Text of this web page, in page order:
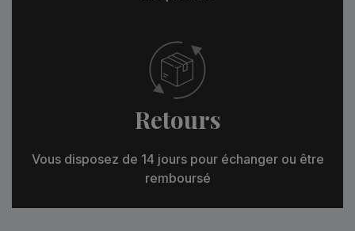
Retours
Vous disposez de 14 jours pour échanger ou être
remboursé